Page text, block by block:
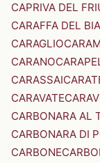
CAPRIVA DEL
CARAFFA DEL
CARAGLIO
CARANO
CARASSAI
CARAVATE
CARBONARA AL
CARBONARA DI
CARBONE